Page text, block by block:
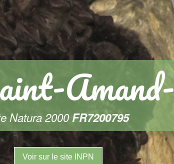
Natura 2000FR7200795
Voir sur le site INPN